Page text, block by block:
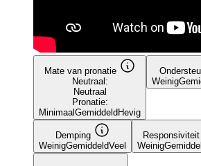
Mate van pronatie
Neutraal:
Neutraal
Pronatie:
MinimaalGemiddeld Hevig
Weinig
Demping
WeinigGemiddeldVeel
Responsiviteit
Weinig